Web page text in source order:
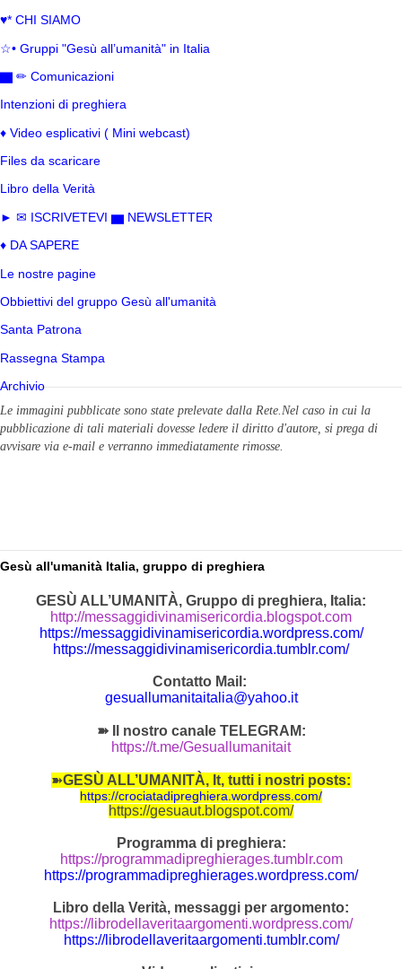
♥* CHI SIAMO
☆• Gruppi "Gesù all’umanità" in Italia
▇ ✏ Comunicazioni
Intenzioni di preghiera
♦ Video esplicativi ( Mini webcast)
Files da scaricare
Libro della Verità
► ✉ ISCRIVETEVI ▆ NEWSLETTER
♦ DA SAPERE
Le nostre pagine
Obbiettivi del gruppo Gesù all'umanità
Santa Patrona
Rassegna Stampa
Archivio
Le immagini pubblicate sono state prelevate dalla Rete.Nel caso in cui la
pubblicazione di tali materiali dovesse ledere il diritto d'autore, si prega di
avvisare via e-mail e verranno immediatamente rimosse.
Gesù all'umanità Italia, gruppo di preghiera
GESÙ ALL’UMANITÀ, Gruppo di preghiera, Italia:
http://messaggidivinamisericordia.blogspot.com
https://messaggidivinamisericordia.wordpress.com/
https://messaggidivinamisericordia.tumblr.com/
Contatto Mail:
gesuallumanitaitalia@yahoo.it
➽ Il nostro canale TELEGRAM:
https://t.me/Gesuallumanitait
➽GESÙ ALL’UMANITÀ, It, tutti i nostri posts:
https://crociatadipreghiera.wordpress.com/
https://gesuaut.blogspot.com/
Programma di preghiera:
https://programmadipreghierages.tumblr.com
https://programmadipreghierages.wordpress.com/
Libro della Verità, messaggi per argomento:
https://librodellaveritaargomenti.wordpress.com/
https://librodellaveritaargomenti.tumblr.com/